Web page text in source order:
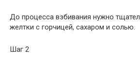
До процесса взбивания нужно
желтки с горчицей, сахаром и солью.
Шаг 2